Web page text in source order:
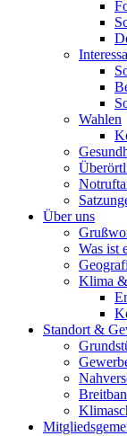
Wahlen
Über uns
Was ist
Klima
Standort &